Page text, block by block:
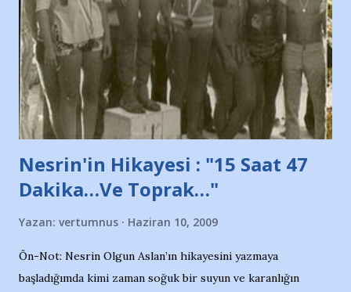
söylüyoruz. Bu son uyarımızdır. Bunun yanısıra, bu takımlara
ait tanıtıcı ilanların asılmasına izin veren Bursa Büyükşehir
Belediyesi ile mağazaların bulunduğu alışveriş merkezlerini
de kınıyoruz'' diye de eklemiş .. Blogumuzda okuduğum bu
yazının hemen ardından bu habe...
Nesrin'in Hikayesi : "15 Saat 47
Dakika…Ve Toprak…"
Yazan: vertumnus Haziran 10, 2009
Ön-Not: Nesrin Olgun Aslan’ın hikayesini yazmaya
başladığımda kimi zaman soğuk bir suyun ve karanlığın